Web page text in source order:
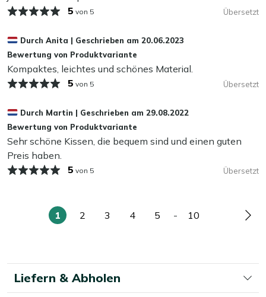
über draußen bleiben?
Es ist besser, Ihre Kissen einzulagern, wenn Sie sie nicht
nutzen. Selbst wasserabweisende Stoffe können mit der
Zeit Feuchtigkeit aufnehmen, was zu Abnutzung oder
Schimmel führen kann. Unsere Empfehlung? Lagern Sie
Ihre Outdoor Kissen in den Herbst- und Wintermonaten
im Innenbereich oder bewahren Sie sie in einer
wasserdichten Gartenbox auf. So bleiben Ihre Kissen
länger schön!
5 von 5 Übersetzt
Durch Anita | Geschrieben am 20.06.2023
Bewertung von Produktvariante
Kompaktes, leichtes und schönes Material.
5 von 5 Übersetzt
Durch Martin | Geschrieben am 29.08.2022
Bewertung von Produktvariante
Sehr schöne Kissen, die bequem sind und einen guten
Preis haben.
5 von 5 Übersetzt
Sie
die
Seite
1
Seite
2
Seite
3
Seite
4
Seite
5 -
Seite
10
Liefern & Abholen